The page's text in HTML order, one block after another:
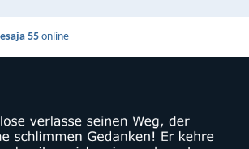
55 online